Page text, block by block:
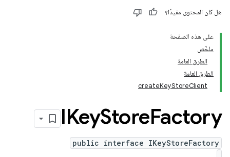
هل كان المحتوى مفيدًا؟
على هذه الصفحة
ملخّص
الطرق العامة
الطرق العامة
createKeyStoreClient
IKeyStoreFactory
public interface IKeyStoreFactory